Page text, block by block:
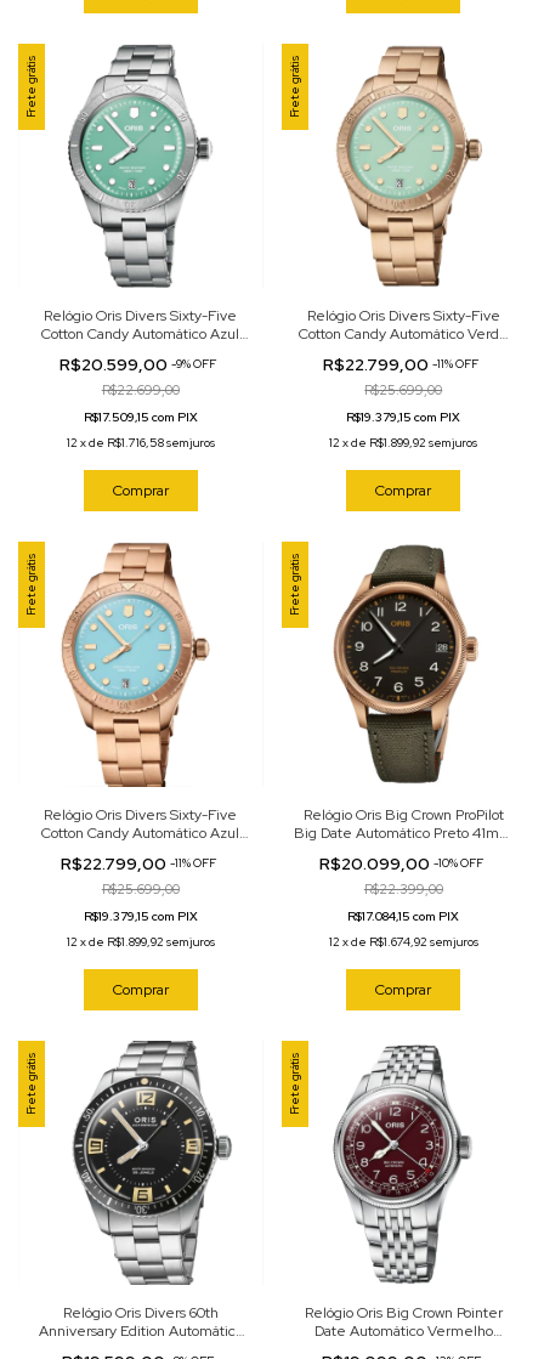
Frete grátis
Relógio Oris Divers Sixty-Five
Cotton Candy Automático Azul
18
R$20.599,00-9%OFF
R$22.699,00
R$17.509,15 com PIX
12 xde R$1.716,58sem juros
Comprar
Frete grátis
Relógio Oris Divers Sixty-Five
Cotton Candy Automático Verde
15
R$22.799,00-11%OFF
R$25.699,00
R$19.379,15 com PIX
12 xde R$1.899,92 sem juros
Comprar
Frete grátis
Relógio Oris Divers Sixty-Five
Cotton Candy Automático Azul
15
R$22.799,00 -11%OFF
R$25.699,00
R$19.379,15 com PIX
12 xde R$1.899,92 sem juros
Comprar
Frete grátis
Relógio Oris Big Crown ProPilot
Big Date Automático Preto 41mm
R$20.099,00 -10%OFF
R$22.399,00
R$17.084,15 com PIX
12 xde R$1.674,92 sem juros
Comprar
Frete grátis
Relógio Oris Divers 60th
Anniversary Edition Automático
Frete grátis
Relógio Oris Big Crown Pointer
Date Automático Vermelho